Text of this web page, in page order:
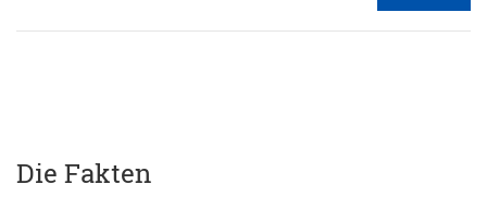
Die Fakten